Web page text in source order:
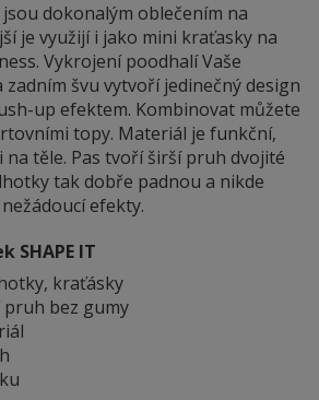
jsou dokonalým oblečením na
je využijí i jako mini kraťasky na
Vykrojení poodhalí Vaše
švu vytvoří jedinečný design
up efektem. Kombinovat můžete
topy. Materiál je funkční,
těle. Pas tvoří širší pruh dvojité
tak dobře padnou a nikde
efekty.
SHAPE IT
kraťásky
bez gumy